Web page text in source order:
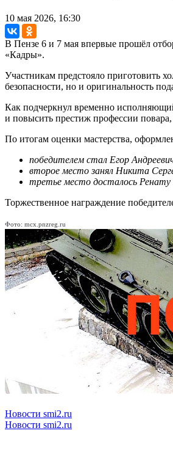
10 мая 2026, 16:30
В Пензе 6 и 7 мая впервые прошёл
«Кадры».
Участникам предстояло приготовить
безопасности, но и оригинальность
Как подчеркнул временно
и повысить престиж профессии
По итогам оценки мастерства,
победителем стал Егор
второе место занял Никита
третье место досталось Ренату
Торжественное награждение
Фото: mcx.pnzreg.ru
Новости smi2.ru
Новости smi2.ru